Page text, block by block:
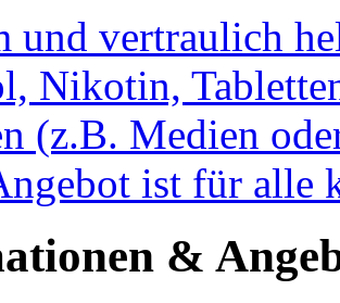
und vertraulich
Nikotin,
(z.B. Medien
ist für alle
&